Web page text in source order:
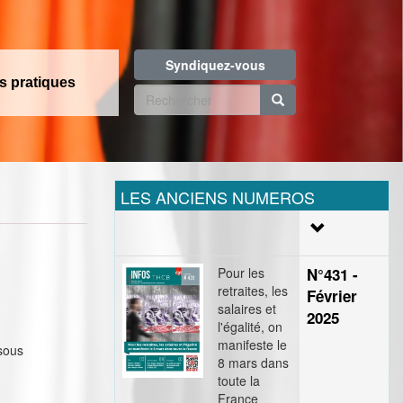
pratiques
Syndiquez-vous
Formulaire
recherche
LES ANCIENS NUMEROS
Pour les
retraites, les
salaires et
l'égalité, on
manifeste le
8 mars dans
toute la
France
N°431 -
Février
2025